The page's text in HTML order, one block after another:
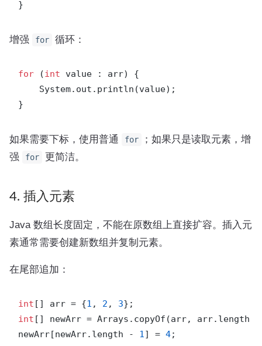
增强 for 循环：
for (int value : arr) {
    System.out.println(value);
如果需要下标，使用普通 for
；如果只是读取元素，增
强
for 更简洁。
4. 插入元素
Java 数组长度固定，不能在原数组上直接扩容。插入元
素通常需要创建新数组并复制元素。
在尾部追加：
int [] arr = {1 , 2 , 3
int [] newArr = Arrays.copyOf(arr, arr.length
newArr[newArr.length - 1] = 4;